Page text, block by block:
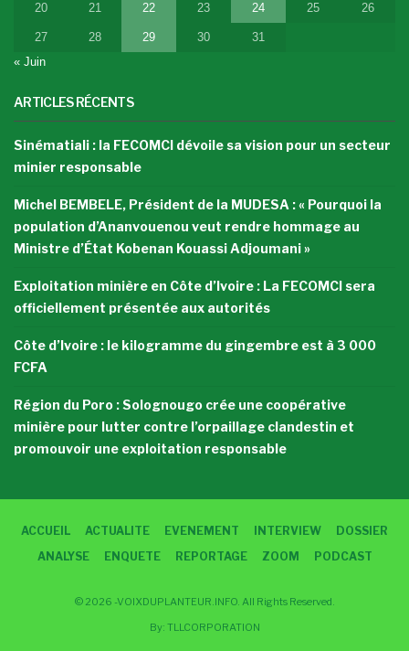
20 21 22 23 24 25 26
27 28 29 30
31
« Juin
ARTICLES RÉCENTS
Sinématiali : la FECOMCI dévoile sa vision pour un secteur
minier responsable
Michel BEMBELE, Président de la MUDESA : « Pourquoi la
population d’Ananvouenou veut rendre hommage au
Ministre d’État Kobenan Kouassi Adjoumani »
Exploitation minière en Côte d’Ivoire : La FECOMCI sera
officiellement présentée aux autorités
Côte d’Ivoire : le kilogramme du gingembre est à 3 000
FCFA
Région du Poro : Solognougo crée une coopérative
minière pour lutter contre l’orpaillage clandestin et
promouvoir une exploitation responsable
ACCUEIL ACTUALITE EVENEMENT INTERVIEW
DOSSIER
ANALYSE
ENQUETE REPORTAGE ZOOM PODCAST
© 2026 -VOIXDUPLANTEUR.INFO. All Rights Reserved.
By: TLLCORPORATION